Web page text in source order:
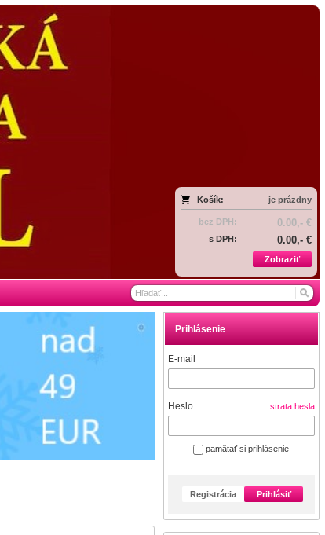
Košík: je prázdny
bez DPH: 0.00,- €
s DPH: 0.00,- €
Zobraziť
Prihlásenie
E-mail
Heslo strata hesla
pamätať si prihlásenie
Registrácia Prihlásiť